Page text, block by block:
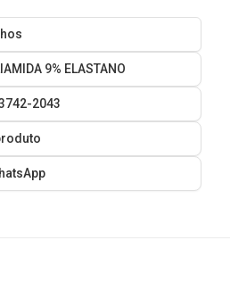
9% ELASTANO
2043